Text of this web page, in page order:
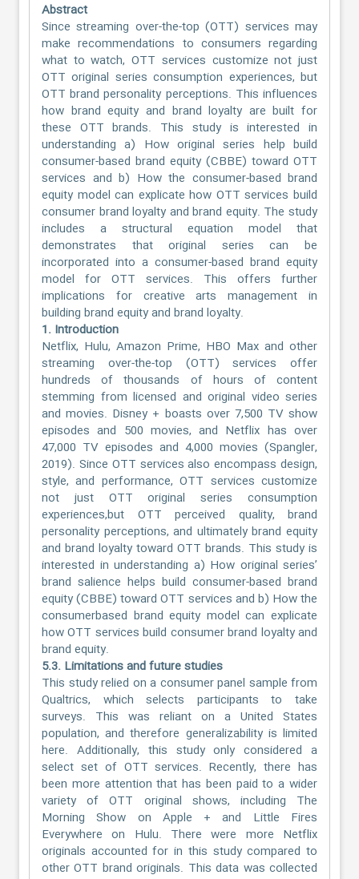
Abstract
Since streaming over-the-top (OTT) services may
make recommendations to consumers regarding
what to watch, OTT services customize not just
OTT original series consumption experiences, but
OTT brand personality perceptions. This influences
how brand equity and brand loyalty are built for
these OTT brands. This study is interested in
understanding a) How original series help build
consumer-based brand equity (CBBE) toward OTT
services and b) How the consumer-based brand
equity model can explicate how OTT services build
consumer brand loyalty and brand equity. The study
includes a structural equation model that
demonstrates that original series can be
incorporated into a consumer-based brand equity
model for OTT services. This offers further
implications for creative arts management in
building brand equity and brand loyalty.
1. Introduction
Netflix, Hulu, Amazon Prime, HBO Max and other
streaming over-the-top (OTT) services offer
hundreds of thousands of hours of content
stemming from licensed and original video series
and movies. Disney + boasts over 7,500 TV show
episodes and 500 movies, and Netflix has over
47,000 TV episodes and 4,000 movies (Spangler,
2019). Since OTT services also encompass design,
style, and performance, OTT services customize
not just OTT original series consumption
experiences,but OTT perceived quality, brand
personality perceptions, and ultimately brand equity
and brand loyalty toward OTT brands. This study is
interested in understanding a) How original series’
brand salience helps build consumer-based brand
equity (CBBE) toward OTT services and b) How the
consumerbased brand equity model can explicate
how OTT services build consumer brand loyalty and
brand equity.
5.3. Limitations and future studies
This study relied on a consumer panel sample from
Qualtrics, which selects participants to take
surveys. This was reliant on a United States
population, and therefore generalizability is limited
here. Additionally, this study only considered a
select set of OTT services. Recently, there has
been more attention that has been paid to a wider
variety of OTT original shows, including The
Morning Show on Apple + and Little Fires
Everywhere on Hulu. There were more Netflix
originals accounted for in this study compared to
other OTT brand originals. This data was collected